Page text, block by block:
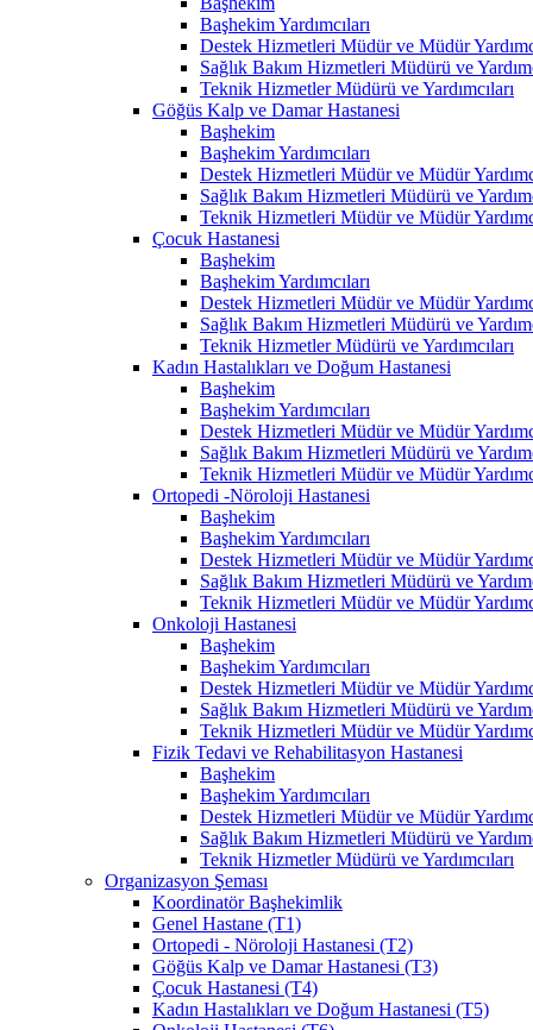
Başhekim Yardımcıları
Destek Hizmetleri Müdür ve Müdür
Sağlık Bakım Hizmetleri Müdürü ve
Teknik Hizmetler Müdürü ve Yardımcıları
Göğüs Kalp ve Damar Hastanesi
Başhekim
Başhekim Yardımcıları
Destek Hizmetleri Müdür ve Müdür
Sağlık Bakım Hizmetleri Müdürü ve
Teknik Hizmetleri Müdür ve Müdür
Çocuk Hastanesi
Başhekim
Başhekim Yardımcıları
Destek Hizmetleri Müdür ve Müdür
Sağlık Bakım Hizmetleri Müdürü ve
Teknik Hizmetler Müdürü ve Yardımcıları
Kadın Hastalıkları ve Doğum Hastanesi
Başhekim
Başhekim Yardımcıları
Destek Hizmetleri Müdür ve Müdür
Sağlık Bakım Hizmetleri Müdürü ve
Teknik Hizmetleri Müdür ve Müdür
Ortopedi -Nöroloji Hastanesi
Başhekim
Başhekim Yardımcıları
Destek Hizmetleri Müdür ve Müdür
Sağlık Bakım Hizmetleri Müdürü ve
Teknik Hizmetleri Müdür ve Müdür
Onkoloji Hastanesi
Başhekim
Başhekim Yardımcıları
Destek Hizmetleri Müdür ve Müdür
Sağlık Bakım Hizmetleri Müdürü ve
Teknik Hizmetleri Müdür ve Müdür
Fizik Tedavi ve Rehabilitasyon Hastanesi
Başhekim
Başhekim Yardımcıları
Destek Hizmetleri Müdür ve Müdür
Sağlık Bakım Hizmetleri Müdürü ve
Teknik Hizmetler Müdürü ve Yardımcıları
Organizasyon Şeması
Koordinatör Başhekimlik
Genel Hastane (T1)
Ortopedi - Nöroloji Hastanesi (T2)
Göğüs Kalp ve Damar Hastanesi (T3)
Çocuk Hastanesi (T4)
Kadın Hastalıkları ve Doğum Hastanesi (T5)